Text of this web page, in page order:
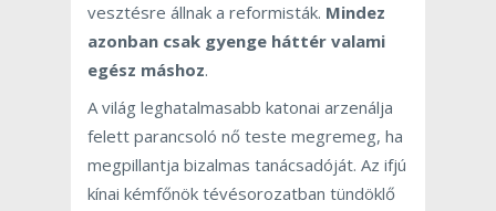
vesztésre állnak a reformisták. Mindez
azonban csak gyenge háttér valami
egész máshoz.
A világ leghatalmasabb katonai arzenálja
felett parancsoló nő teste megremeg, ha
megpillantja bizalmas tanácsadóját. Az ifjú
kínai kémfőnök tévésorozatban tündöklő